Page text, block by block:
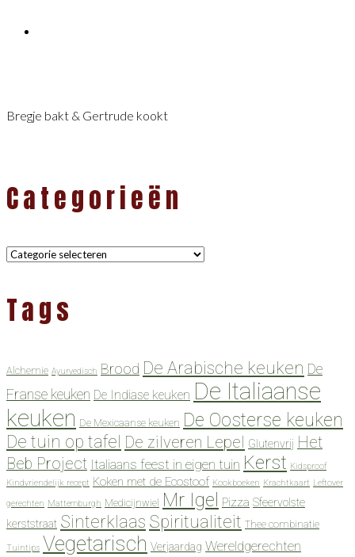
Bregje bakt & Gertrude kookt
Categorieën
Categorieën
Tags
Alchemie Ayurvedisch Brood De Arabische keuken De
Franse keuken De Indiase keuken De Italiaanse
keuken De Mexicaanse keuken De Oosterse keuken
De tuin op tafel De zilveren Lepel Glutenvrij Het
Beb Project Italiaans feest in eigen tuin Kerst Kidsproof
Kindvriendelijk recept Koken met de Ecostoof Kookboeken Krachtkaart Leftover
gerechten Mattemburgh Medicijnwiel Mr Igel Pizza Sfeervolste
kerststraat Sinterklaas Spiritualiteit Thee combinatie
Tuintips Vegetarisch Verjaardag Wereldgerechten